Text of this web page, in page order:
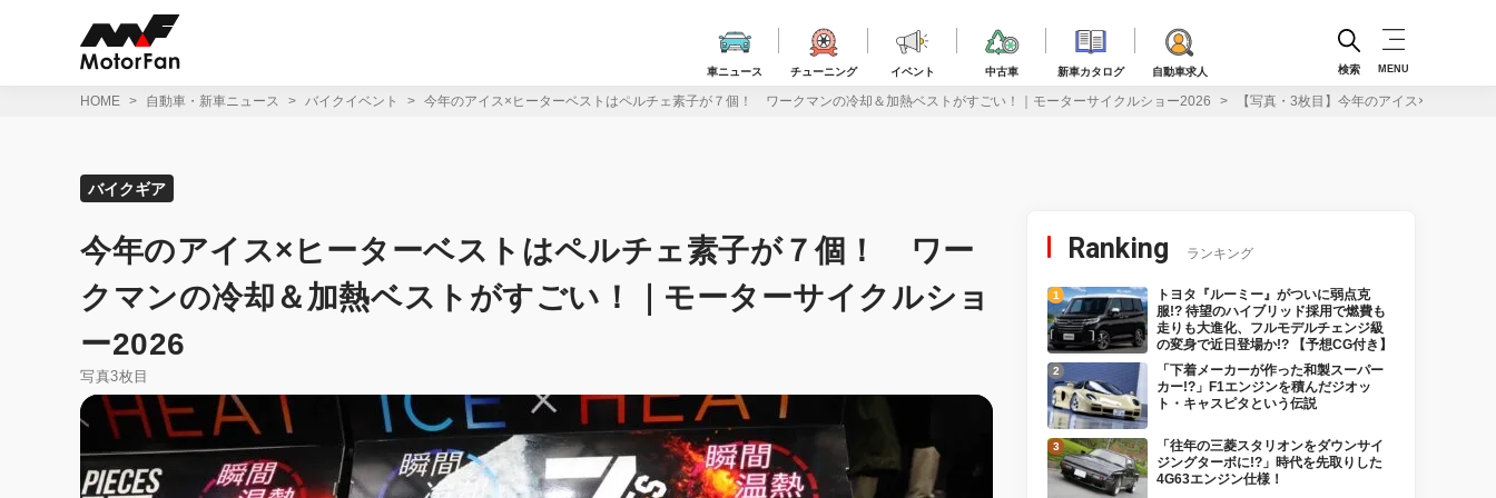
車ニュース チューニング イベント 中古車 新車カタログ 自動車求人 検索 MENU
HOME 自動車・新車ニュース バイクイベント 今年のアイス×ヒーターベストはペルチェ素子が７個！ ワークマンの冷却＆加熱ベストがすごい！｜モーターサイクルショー2026 【写真・3枚目】今年のアイス×ヒーター
バイクギア
今年のアイス×ヒーターベストはペルチェ素子が７個！ ワー
クマンの冷却＆加熱ベストがすごい！｜モーターサイクルショ
ー2026
写真3枚目
Ranking ランキング
トヨタ『ルーミー』がついに弱点克
服!? 待望のハイブリッド採用で燃費も
走りも大進化、フルモデルチェンジ級
の変身で近日登場か!? 【予想CG付き】
「下着メーカーが作った和製スーパー
カー!?」F1エンジンを積んだジオッ
ト・キャスピタという伝説
「往年の三菱スタリオンをダウンサイ
ジングターボに!?」時代を先取りした
4G63エンジン仕様！